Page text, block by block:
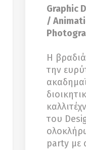
Graphic
/
Η
την
του
party με